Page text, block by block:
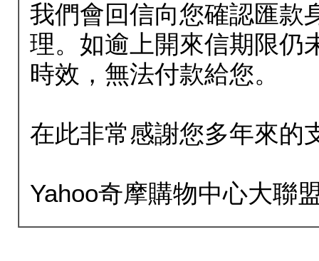
我們會回信向您確認匯款
理。如逾上開來信期限仍
時效，無法付款給您。
在此非常感謝您多年來的
Yahoo奇摩購物中心大